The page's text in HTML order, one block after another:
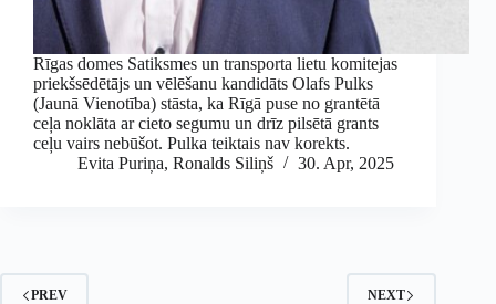
Rīgas domes Satiksmes un transporta lietu komitejas
priekšsēdētājs un vēlēšanu kandidāts Olafs Pulks
(Jaunā Vienotība) stāsta, ka Rīgā puse no grantētā
ceļa noklāta ar cieto segumu un drīz pilsētā grants
ceļu vairs nebūšot. Pulka teiktais nav korekts.
Evita Puriņa, Ronalds Siliņš 30. Apr, 2025
PREV NEXT